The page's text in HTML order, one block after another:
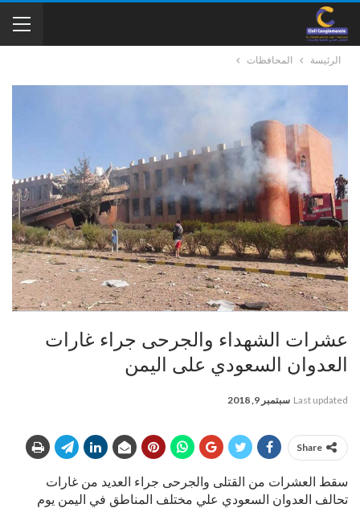
الرئيسة المحافظات
عشرات الشهداء والجرحى جراء غارات
العدوان السعودي على اليمن
Last updated سبتمبر 9, 2018
Share
سقط العشرات من القتلى والجرحى جراء العديد من غارات
تحالف العدوان السعودي علي مختلف المناطق في اليمن يوم